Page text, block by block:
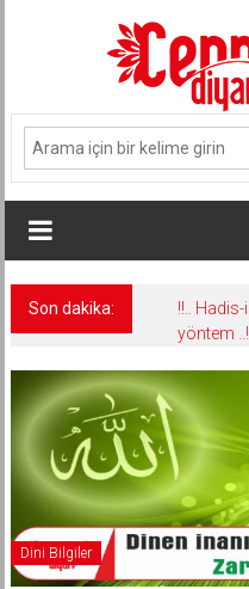
Son dakika:
!!..
yöntem
Dini Bilgiler